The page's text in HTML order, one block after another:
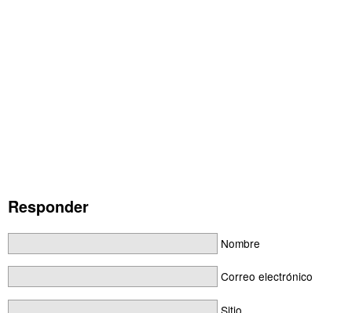
Responder
Nombre
Correo electrónico
Sitio